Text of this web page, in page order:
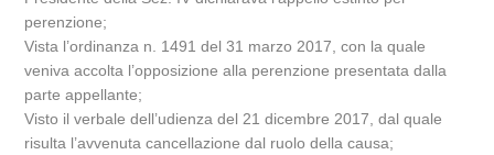
perenzione;
Vista l’ordinanza n. 1491 del 31 marzo 2017, con la quale
veniva accolta l’opposizione alla perenzione presentata dalla
parte appellante;
Visto il verbale dell’udienza del 21 dicembre 2017, dal quale
risulta l’avvenuta cancellazione dal ruolo della causa;